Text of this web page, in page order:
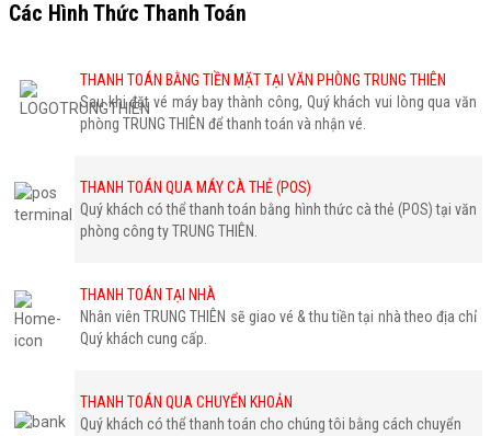
Các Hình Thức Thanh Toán
THANH TOÁN BẰNG TIỀN MẶT TẠI VĂN PHÒNG TRUNG THIÊN
Sau khi đặt vé máy bay thành công, Quý khách vui lòng qua văn
phòng TRUNG THIÊN để thanh toán và nhận vé.
THANH TOÁN QUA MÁY CÀ THẺ (POS)
Quý khách có thể thanh toán bằng hình thức cà thẻ (POS) tại văn
phòng công ty TRUNG THIÊN.
THANH TOÁN TẠI NHÀ
Nhân viên TRUNG THIÊN sẽ giao vé & thu tiền tại nhà theo địa chỉ
Quý khách cung cấp.
THANH TOÁN QUA CHUYỂN KHOẢN
Quý khách có thể thanh toán cho chúng tôi bằng cách chuyển